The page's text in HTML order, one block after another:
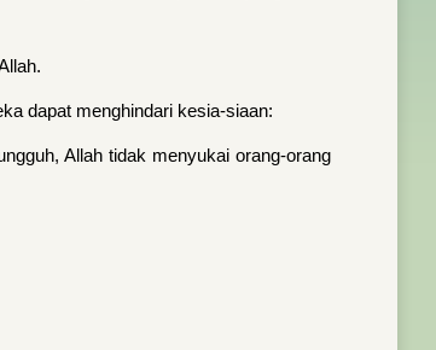
dapat menghindari kesia-siaan:
Allah tidak menyukai orang-orang